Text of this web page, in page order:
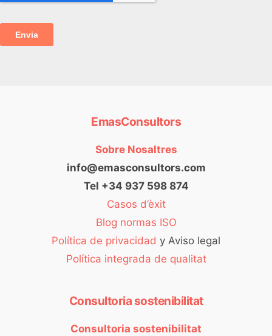
EmasConsultors
Sobre Nosaltres
info@emasconsultors.com
Tel +34 937 598 874
Casos d’èxit
Blog normas ISO
Política de privacidad y Aviso legal
Política integrada de qualitat
Consultoria sostenibilitat
Consultoria sostenibilitat